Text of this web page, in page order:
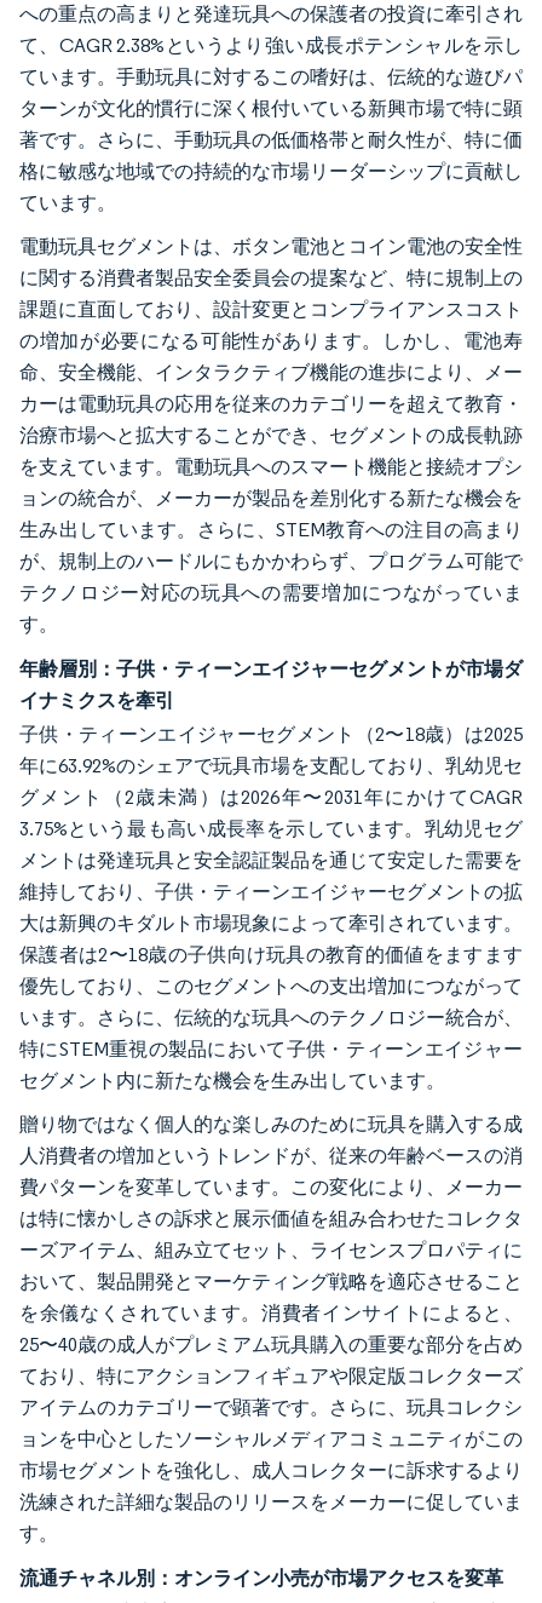
への重点の高まりと発達玩具への保護者の投資に牽引され
て、CAGR 2.38%というより強い成長ポテンシャルを示し
ています。手動玩具に対するこの嗜好は、伝統的な遊びパ
ターンが文化的慣行に深く根付いている新興市場で特に顕
著です。さらに、手動玩具の低価格帯と耐久性が、特に価
格に敏感な地域での持続的な市場リーダーシップに貢献し
ています。
電動玩具セグメントは、ボタン電池とコイン電池の安全性
に関する消費者製品安全委員会の提案など、特に規制上の
課題に直面しており、設計変更とコンプライアンスコスト
の増加が必要になる可能性があります。しかし、電池寿
命、安全機能、インタラクティブ機能の進歩により、メー
カーは電動玩具の応用を従来のカテゴリーを超えて教育・
治療市場へと拡大することができ、セグメントの成長軌跡
を支えています。電動玩具へのスマート機能と接続オプシ
ョンの統合が、メーカーが製品を差別化する新たな機会を
生み出しています。さらに、STEM教育への注目の高まり
が、規制上のハードルにもかかわらず、プログラム可能で
テクノロジー対応の玩具への需要増加につながっていま
す。
年齢層別：子供・ティーンエイジャーセグメントが市場ダ
イナミクスを牽引
子供・ティーンエイジャーセグメント（2〜18歳）は2025
年に63.92%のシェアで玩具市場を支配しており、乳幼児セ
グメント（2歳未満）は2026年〜2031年にかけてCAGR
3.75%という最も高い成長率を示しています。乳幼児セグ
メントは発達玩具と安全認証製品を通じて安定した需要を
維持しており、子供・ティーンエイジャーセグメントの拡
大は新興のキダルト市場現象によって牽引されています。
保護者は2〜18歳の子供向け玩具の教育的価値をますます
優先しており、このセグメントへの支出増加につながって
います。さらに、伝統的な玩具へのテクノロジー統合が、
特にSTEM重視の製品において子供・ティーンエイジャー
セグメント内に新たな機会を生み出しています。
贈り物ではなく個人的な楽しみのために玩具を購入する成
人消費者の増加というトレンドが、従来の年齢ベースの消
費パターンを変革しています。この変化により、メーカー
は特に懐かしさの訴求と展示価値を組み合わせたコレクタ
ーズアイテム、組み立てセット、ライセンスプロパティに
おいて、製品開発とマーケティング戦略を適応させること
を余儀なくされています。消費者インサイトによると、
25〜40歳の成人がプレミアム玩具購入の重要な部分を占め
ており、特にアクションフィギュアや限定版コレクターズ
アイテムのカテゴリーで顕著です。さらに、玩具コレクシ
ョンを中心としたソーシャルメディアコミュニティがこの
市場セグメントを強化し、成人コレクターに訴求するより
洗練された詳細な製品のリリースをメーカーに促していま
す。
流通チャネル別：オンライン小売が市場アクセスを変革